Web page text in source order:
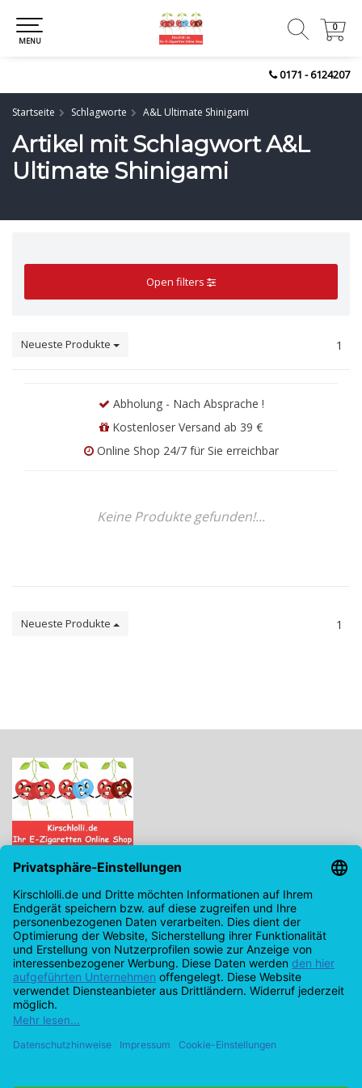
0171 - 6124207
0
0
MENU
Startseite Schlagworte A&L Ultimate Shinigami
Artikel mit Schlagwort A&L
Ultimate Shinigami
Open filters
Neueste Produkte 1
Abholung - Nach Absprache !
Kostenloser Versand ab 39 €
Online Shop 24/7 für Sie erreichbar
Keine Produkte gefunden!...
Neueste Produkte 1
Kirschlolli.de - Ihr E-Zigaretten Online Shop
Kirchplatz 7, 96114 Hirschaid
0171 - 6124207
info@kirschlolli.de
USt-IdNr.: DE321609131
Kundendienst